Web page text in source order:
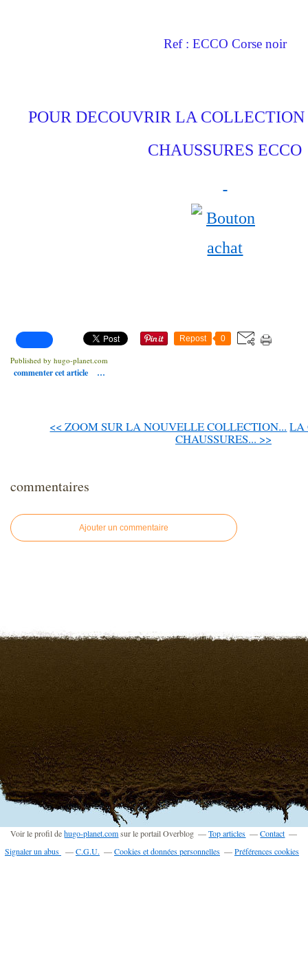
Ref : ECCO Corse noir
POUR DECOUVRIR LA
CHAUSSURES ECCO
Repost 0
Published by hugo-planet.com
commenter cet article …
<< ZOOM SUR LA NOUVELLE COLLECTION... LA
CHAUSSURES... >>
commentaires
Ajouter un commentaire
Voir le profil dehugo-planet.comsur le portail Overblog Top articles
Contact
Signaler un abus
C.G.U. Cookies et données personnelles Préférences cookies